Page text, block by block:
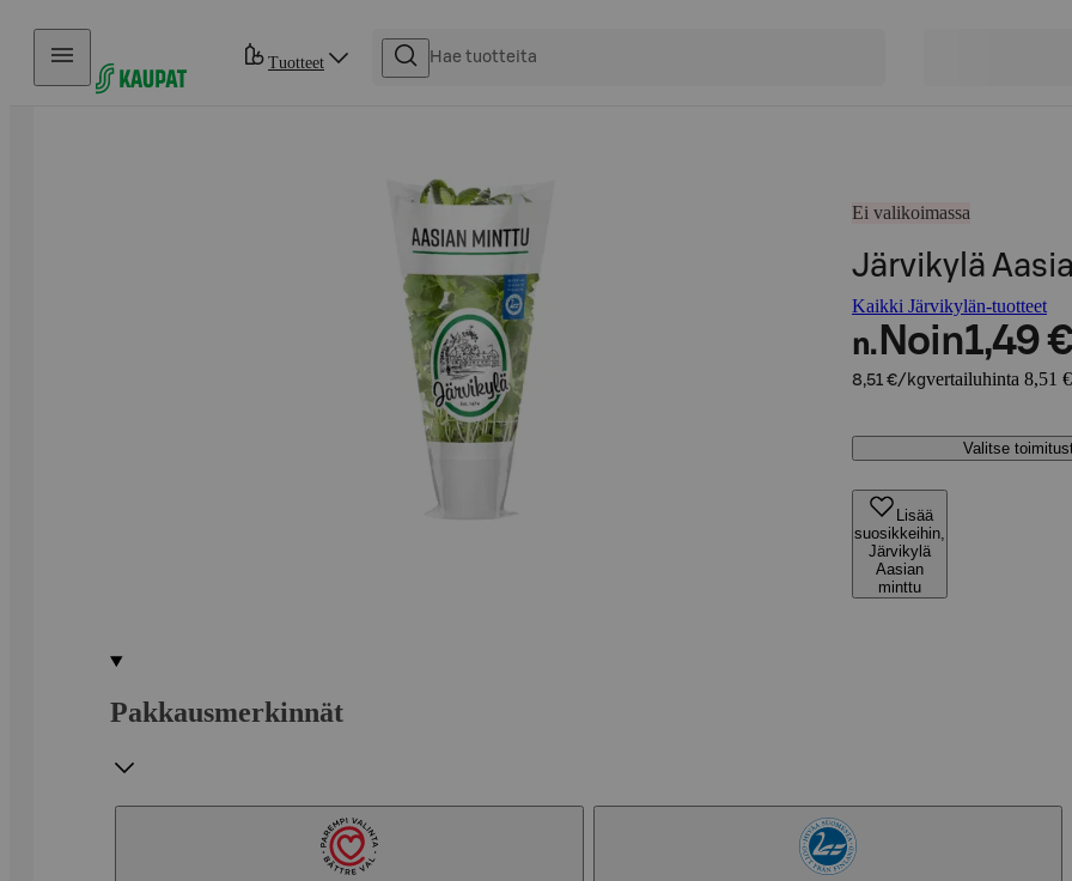
Hyppää sisältöön
Tuotteet
Ei valikoimassa
Järvikylä
Kaikki Järvikylän-tuotteet
n. Noin1,49 €
8,51 €/kgvertailuhinta 8,51
Valitse
Lisää
suosikkeihin,
Järvikylä
Aasian
minttu
Pakkausmerkinnät